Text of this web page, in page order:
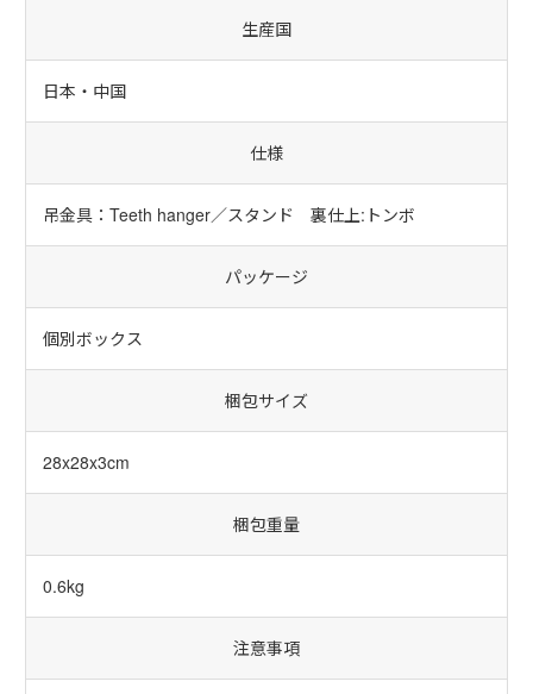
生産国
日本・中国
仕様
吊金具：Teeth hanger／スタンド 裏仕上:トンボ
パッケージ
個別ボックス
梱包サイズ
28x28x3cm
梱包重量
0.6kg
注意事項